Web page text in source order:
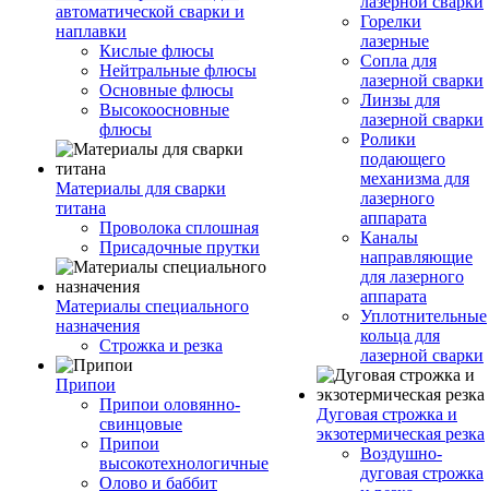
автоматической сварки и
наплавки
Кислые флюсы
Нейтральные флюсы
Основные флюсы
Высокоосновные
флюсы
Материалы для сварки
титана
Проволока сплошная
Присадочные прутки
Материалы специального
назначения
Строжка и резка
Припои
Припои оловянно-
свинцовые
Припои
высокотехнологичные
Олово и баббит
Горелки
лазерные
Сопла для
лазерной сварки
Линзы для
лазерной сварки
Ролики
подающего
механизма для
лазерного
аппарата
Каналы
направляющие
для лазерного
аппарата
Уплотнительные
кольца для
лазерной сварки
Дуговая строжка и
экзотермическая резка
Воздушно-
дуговая строжка